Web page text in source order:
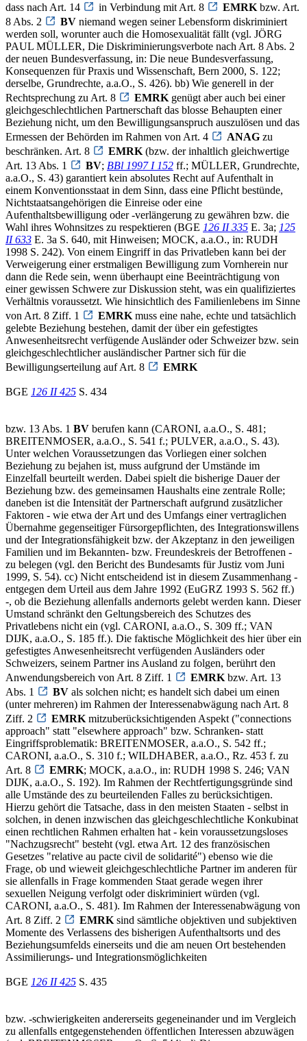
dass nach Art. 14
in Verbindung mit Art. 8 EMRK bzw. Art.
8 Abs. 2
BV niemand wegen seiner Lebensform diskriminiert
werden soll, worunter auch die Homosexualität fällt (vgl. JÖRG
PAUL MÜLLER, Die Diskriminierungsverbote nach Art. 8 Abs. 2
der neuen Bundesverfassung, in: Die neue Bundesverfassung,
Konsequenzen für Praxis und Wissenschaft, Bern 2000, S. 122;
derselbe, Grundrechte, a.a.O., S. 426). bb) Wie generell in der
Rechtsprechung zu Art. 8
EMRK genügt aber auch bei einer
gleichgeschlechtlichen Partnerschaft das blosse Behaupten einer
Beziehung nicht, um den Bewilligungsanspruch auszulösen und das
Ermessen der Behörden im Rahmen von Art. 4
ANAG zu
beschränken. Art. 8
EMRK (bzw. der inhaltlich gleichwertige
Art. 13 Abs. 1
BV; BBl 1997 I 152 ff.; MÜLLER, Grundrechte,
a.a.O., S. 43) garantiert kein absolutes Recht auf Aufenthalt in
einem Konventionsstaat in dem Sinn, dass eine Pflicht bestünde,
Nichtstaatsangehörigen die Einreise oder eine
Aufenthaltsbewilligung oder -verlängerung zu gewähren bzw. die
Wahl ihres Wohnsitzes zu respektieren (BGE 126 II 335 E. 3a; 125
II 633 E. 3a S. 640, mit Hinweisen; MOCK, a.a.O., in: RUDH
1998 S. 242). Von einem Eingriff in das Privatleben kann bei der
Verweigerung einer erstmaligen Bewilligung zum Vornherein nur
dann die Rede sein, wenn überhaupt eine Beeinträchtigung von
einer gewissen Schwere zur Diskussion steht, was ein qualifiziertes
Verhältnis voraussetzt. Wie hinsichtlich des Familienlebens im Sinne
von Art. 8 Ziff. 1
EMRK muss eine nahe, echte und tatsächlich
gelebte Beziehung bestehen, damit der über ein gefestigtes
Anwesenheitsrecht verfügende Ausländer oder Schweizer bzw. sein
gleichgeschlechtlicher ausländischer Partner sich für die
Bewilligungserteilung auf Art. 8
EMRK
BGE 126 II 425 S. 434
bzw. 13 Abs. 1 BV berufen kann (CARONI, a.a.O., S. 481;
BREITENMOSER, a.a.O., S. 541 f.; PULVER, a.a.O., S. 43).
Unter welchen Voraussetzungen das Vorliegen einer solchen
Beziehung zu bejahen ist, muss aufgrund der Umstände im
Einzelfall beurteilt werden. Dabei spielt die bisherige Dauer der
Beziehung bzw. des gemeinsamen Haushalts eine zentrale Rolle;
daneben ist die Intensität der Partnerschaft aufgrund zusätzlicher
Faktoren - wie etwa der Art und des Umfangs einer vertraglichen
Übernahme gegenseitiger Fürsorgepflichten, des Integrationswillens
und der Integrationsfähigkeit bzw. der Akzeptanz in den jeweiligen
Familien und im Bekannten- bzw. Freundeskreis der Betroffenen -
zu belegen (vgl. den Bericht des Bundesamts für Justiz vom Juni
1999, S. 54). cc) Nicht entscheidend ist in diesem Zusammenhang -
entgegen dem Urteil aus dem Jahre 1992 (EuGRZ 1993 S. 562 ff.)
-, ob die Beziehung allenfalls andernorts gelebt werden kann. Dieser
Umstand schränkt den Geltungsbereich des Schutzes des
Privatlebens nicht ein (vgl. CARONI, a.a.O., S. 309 ff.; VAN
DIJK, a.a.O., S. 185 ff.). Die faktische Möglichkeit des hier über ein
gefestigtes Anwesenheitsrecht verfügenden Ausländers oder
Schweizers, seinem Partner ins Ausland zu folgen, berührt den
Anwendungsbereich von Art. 8 Ziff. 1
EMRK bzw. Art. 13
Abs. 1
BV als solchen nicht; es handelt sich dabei um einen
(unter mehreren) im Rahmen der Interessenabwägung nach Art. 8
Ziff. 2
EMRK mitzuberücksichtigenden Aspekt ("connections
approach" statt "elsewhere approach" bzw. Schranken- statt
Eingriffsproblematik: BREITENMOSER, a.a.O., S. 542 ff.;
CARONI, a.a.O., S. 310 f.; WILDHABER, a.a.O., Rz. 453 f. zu
Art. 8
EMRK; MOCK, a.a.O., in: RUDH 1998 S. 246; VAN
DIJK, a.a.O., S. 192). Im Rahmen der Rechtfertigungsgründe sind
alle Umstände des zu beurteilenden Falles zu berücksichtigen.
Hierzu gehört die Tatsache, dass in den meisten Staaten - selbst in
solchen, in denen inzwischen das gleichgeschlechtliche Konkubinat
einen rechtlichen Rahmen erhalten hat - kein voraussetzungsloses
"Nachzugsrecht" besteht (vgl. etwa Art. 12 des französischen
Gesetzes "relative au pacte civil de solidarité") ebenso wie die
Frage, ob und wieweit gleichgeschlechtliche Partner im anderen für
sie allenfalls in Frage kommenden Staat gerade wegen ihrer
sexuellen Neigung verfolgt oder diskriminiert würden (vgl.
CARONI, a.a.O., S. 481). Im Rahmen der Interessenabwägung von
Art. 8 Ziff. 2
EMRK sind sämtliche objektiven und subjektiven
Momente des Verlassens des bisherigen Aufenthaltsorts und des
Beziehungsumfelds einerseits und die am neuen Ort bestehenden
Assimilierungs- und Integrationsmöglichkeiten
BGE 126 II 425 S. 435
bzw. -schwierigkeiten andererseits gegeneinander und im Vergleich
zu allenfalls entgegenstehenden öffentlichen Interessen abzuwägen